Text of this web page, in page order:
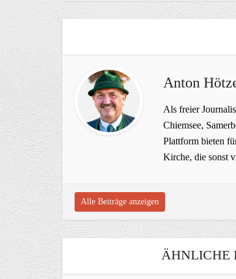
Anton
Als freier
Chiemsee,
Plattform bieten
Kirche, die sonst
Alle Beiträge anzeigen
ÄHNLICHE